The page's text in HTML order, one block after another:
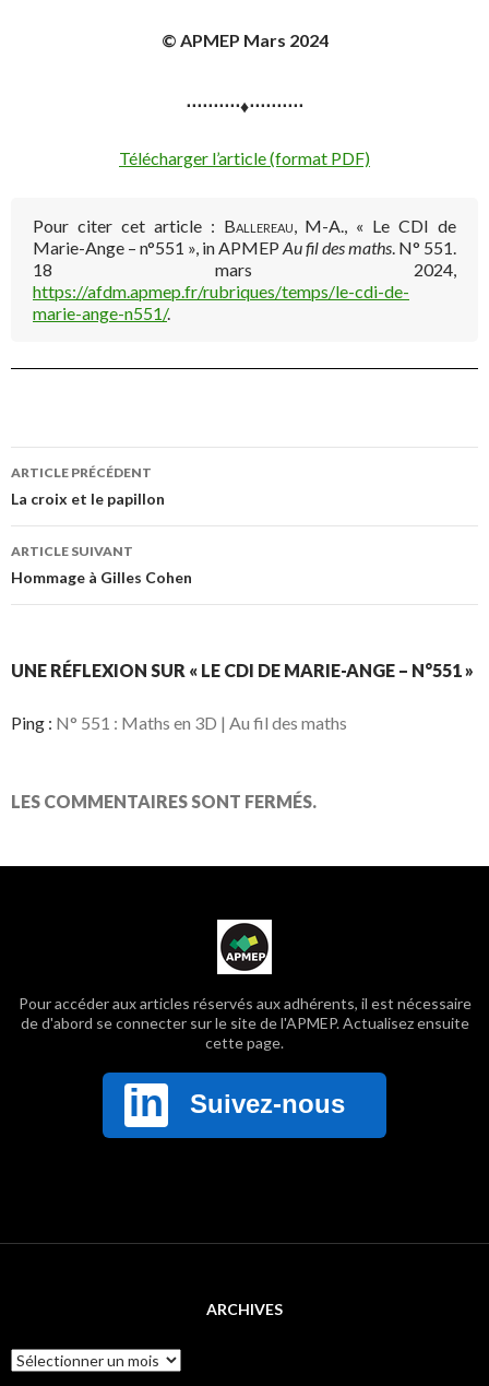
© APMEP Mars 2024
⋅⋅⋅⋅⋅⋅⋅⋅⋅⋅♦⋅⋅⋅⋅⋅⋅⋅⋅⋅⋅
Télécharger l’article (format PDF)
Pour citer cet article : Ballereau, M-A., « Le CDI de
Marie-Ange – n°551 », in APMEP Au fil des maths. N° 551.
18 mars 2024,
https://afdm.apmep.fr/rubriques/temps/le-cdi-de-
marie-ange-n551/.
Navigation
des
articles
ARTICLE PRÉCÉDENT
La croix et le papillon
ARTICLE SUIVANT
Hommage à Gilles Cohen
UNE RÉFLEXION SUR « LE CDI DE MARIE-ANGE – N°551 »
Ping : N° 551 : Maths en 3D | Au fil des maths
LES COMMENTAIRES SONT FERMÉS.
Pour accéder aux articles réservés aux adhérents, il est nécessaire
de d'abord se connecter sur le site de l'APMEP. Actualisez ensuite
cette page.
ARCHIVES
Archives